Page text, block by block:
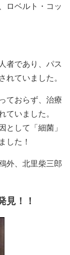
ロベルト・コッ
者であり、パス
ていました。
ておらず、治療
いました。
として「細菌」
した！
外、北里柴三郎
見！！